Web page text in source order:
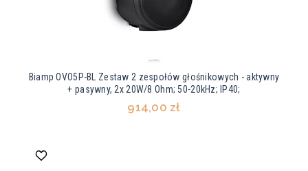
Biamp OVO5P-BL Zestaw 2 zespołów głośnikowych - aktywny
+ pasywny, 2x 20W/8 Ohm; 50-20kHz; IP40;
914,00 zł